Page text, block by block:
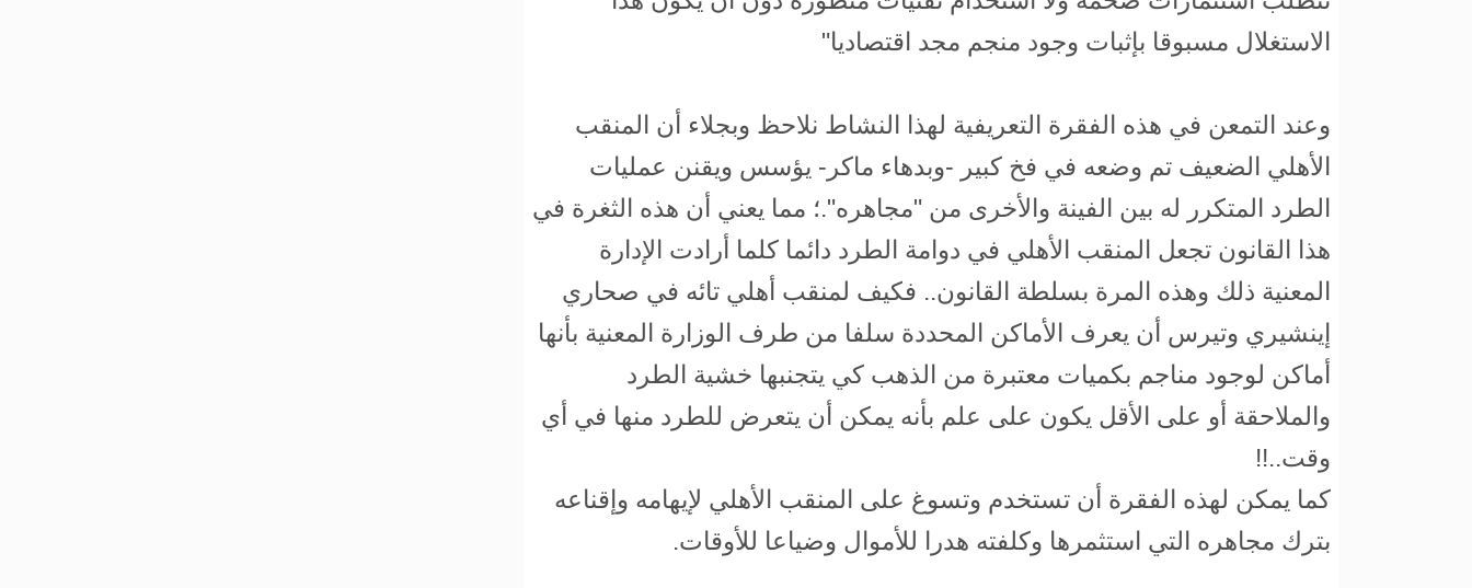
الاستغلال مسبوقا بإثبات وجود منجم مجد اقتصاديا"
وعند التمعن في هذه الفقرة التعريفية لهذا النشاط نلاحظ وبجلاء أن المنقب
الأهلي الضعيف تم وضعه في فخ كبير -وبدهاء ماكر- يؤسس ويقنن عمليات
الطرد المتكرر له بين الفينة والأخرى من "مجاهره".؛ مما يعني أن هذه الثغرة في
هذا القانون تجعل المنقب الأهلي في دوامة الطرد دائما كلما أرادت الإدارة
المعنية ذلك وهذه المرة بسلطة القانون.. فكيف لمنقب أهلي تائه في صحاري
إينشيري وتيرس أن يعرف الأماكن المحددة سلفا من طرف الوزارة المعنية بأنها
أماكن لوجود مناجم بكميات معتبرة من الذهب كي يتجنبها خشية الطرد
والملاحقة أو على الأقل يكون على علم بأنه يمكن أن يتعرض للطرد منها في أي
وقت..!!
كما يمكن لهذه الفقرة أن تستخدم وتسوغ على المنقب الأهلي لإيهامه وإقناعه
بترك مجاهره التي استثمرها وكلفته هدرا للأموال وضياعا للأوقات.